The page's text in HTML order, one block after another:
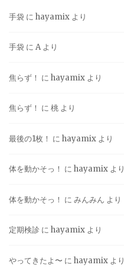
手袋 に hayamix より
手袋 に Aより
焦らず！ に hayamix より
焦らず！ に 桃 より
最後の1枚！ に hayamix より
体を動かそっ！ に hayamix より
体を動かそっ！ に みんみん より
定期検診 に hayamix より
やってきたよ〜 に hayamix より